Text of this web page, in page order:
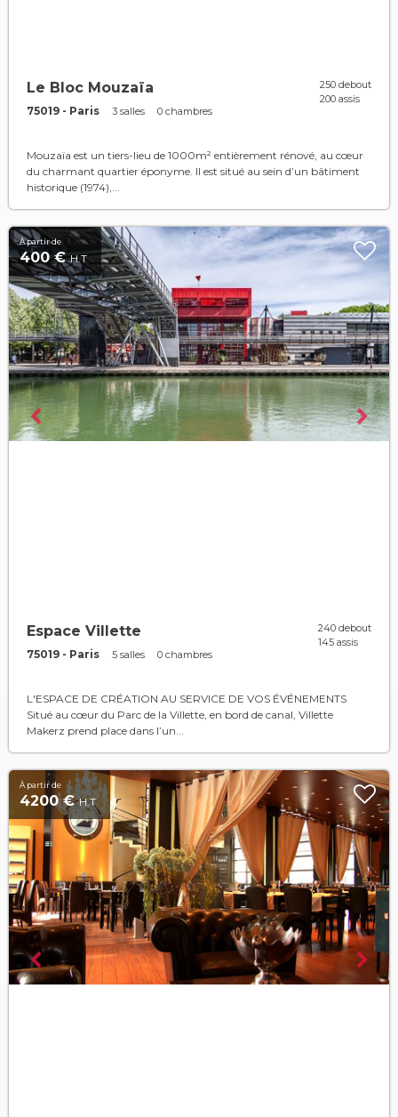
Le Bloc Mouzaïa
75019 - Paris 3 salles 0 chambres
250 debout
200 assis
Mouzaïa est un tiers-lieu de 1000m² entièrement rénové, au cœur
du charmant quartier éponyme. Il est situé au sein d’un bâtiment
historique (1974),...
À partir de
400 €H.T
Espace Villette
75019 - Paris 5 salles 0 chambres
240 debout
145 assis
L'ESPACE DE CRÉATION AU SERVICE DE VOS ÉVÉNEMENTS
Situé au cœur du Parc de la Villette, en bord de canal, Villette
Makerz prend place dans l’un...
À partir de
4200 €H.T